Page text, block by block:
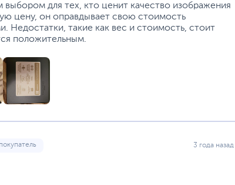
Клавиатура ASUS ErgoSense
выбором для тех, кто ценит качество изображения
цену, он оправдывает свою стоимость
такие как вес и стоимость, стоит
положительным.
3 года назад